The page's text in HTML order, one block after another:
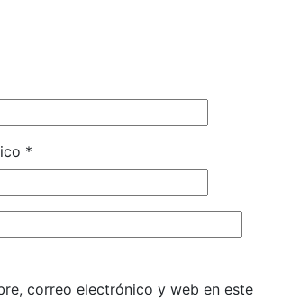
*
correo electrónico y web en este